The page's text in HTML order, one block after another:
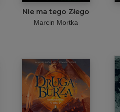
Nie ma tego Złego
Marcin Mortka